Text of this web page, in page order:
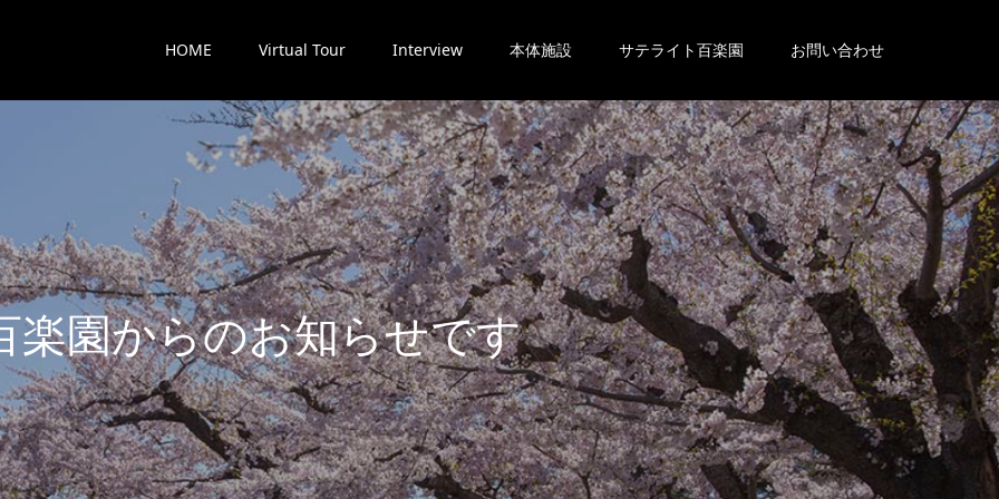
HOME Virtual Tour Interview 本体施設 サテライト百楽園 お問い合わせ
楽園からのお知らせです。
最